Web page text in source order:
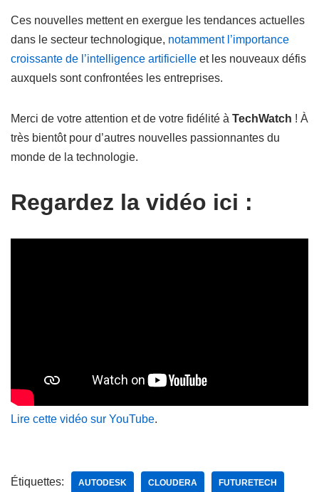
Ces nouvelles mettent en exergue les tendances actuelles
dans le secteur technologique, notamment l’importance
croissante de l’intelligence artificielle et les nouveaux défis
auxquels sont confrontées les entreprises.
Merci de votre attention et de votre fidélité à TechWatch ! À
très bientôt pour d’autres nouvelles passionnantes du
monde de la technologie.
Regardez la vidéo ici :
Lire cette vidéo sur YouTube.
Étiquettes: AUTODESK CLOUDERA FUTURETECH